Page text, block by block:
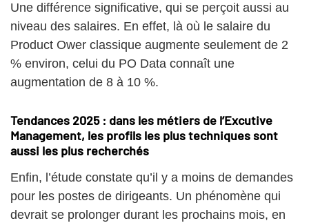
Une différence significative, qui se perçoit aussi au
niveau des salaires. En effet, là où le salaire du
Product Ower classique augmente seulement de 2
% environ, celui du PO Data connaît une
augmentation de 8 à 10 %.
Tendances 2025 : dans les métiers de l’Excutive
Management, les profils les plus techniques sont
aussi les plus recherchés
Enfin, l’étude constate qu’il y a moins de demandes
pour les postes de dirigeants. Un phénomène qui
devrait se prolonger durant les prochains mois, en